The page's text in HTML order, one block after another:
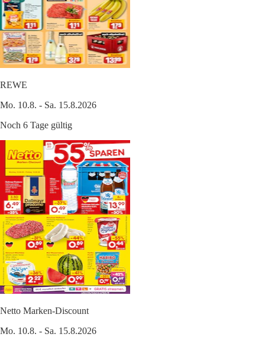
REWE
Mo. 10.8. - Sa. 15.8.2026
Noch 6 Tage gültig
Netto Marken-Discount
Mo. 10.8. - Sa. 15.8.2026